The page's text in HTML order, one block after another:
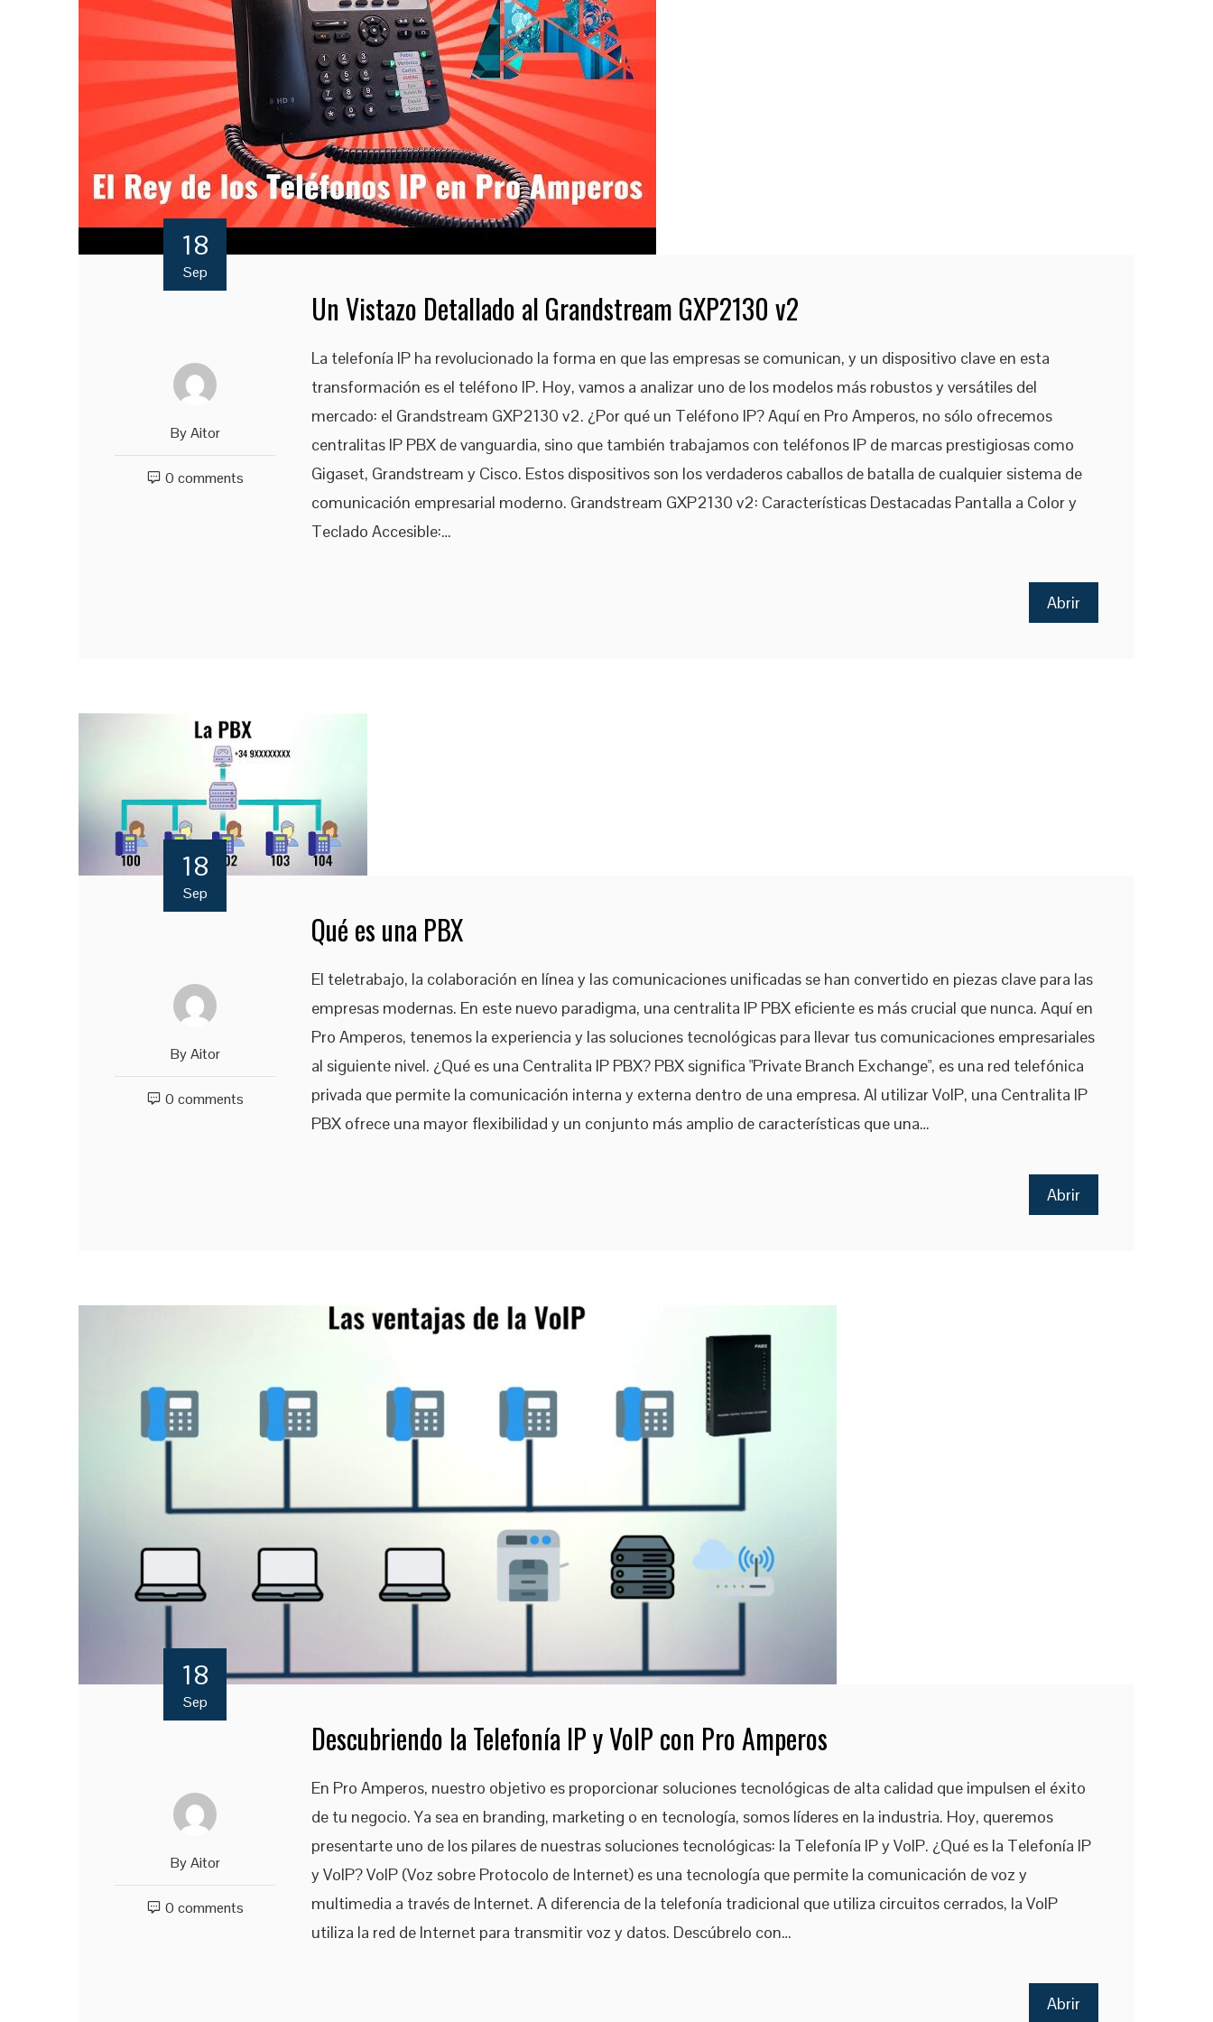
18
Sep
ByAitor
0 comments
Un Vistazo Detallado al Grandstream GXP2130 v2
La telefonía IP ha revolucionado la forma en que las empresas se comunican, y un dispositivo clave en esta
transformación es el teléfono IP. Hoy, vamos a analizar uno de los modelos más robustos y versátiles del
mercado: el Grandstream GXP2130 v2. ¿Por qué un Teléfono IP? Aquí en Pro Amperos, no sólo ofrecemos
centralitas IP PBX de vanguardia, sino que también trabajamos con teléfonos IP de marcas prestigiosas como
Gigaset, Grandstream y Cisco. Estos dispositivos son los verdaderos caballos de batalla de cualquier sistema de
comunicación empresarial moderno. Grandstream GXP2130 v2: Características Destacadas Pantalla a Color y
Teclado Accesible:…
Abrir
18
Sep
ByAitor
0 comments
Qué es una PBX
El teletrabajo, la colaboración en línea y las comunicaciones unificadas se han convertido en piezas clave para las
empresas modernas. En este nuevo paradigma, una centralita IP PBX eficiente es más crucial que nunca. Aquí en
Pro Amperos, tenemos la experiencia y las soluciones tecnológicas para llevar tus comunicaciones empresariales
al siguiente nivel. ¿Qué es una Centralita IP PBX? PBX significa "Private Branch Exchange", es una red telefónica
privada que permite la comunicación interna y externa dentro de una empresa. Al utilizar VoIP, una Centralita IP
PBX ofrece una mayor flexibilidad y un conjunto más amplio de características que una…
Abrir
18
Sep
ByAitor
0 comments
Descubriendo la Telefonía IP y VoIP con Pro Amperos
En Pro Amperos, nuestro objetivo es proporcionar soluciones tecnológicas de alta calidad que impulsen el éxito
de tu negocio. Ya sea en branding, marketing o en tecnología, somos líderes en la industria. Hoy, queremos
presentarte uno de los pilares de nuestras soluciones tecnológicas: la Telefonía IP y VoIP. ¿Qué es la Telefonía IP
y VoIP? VoIP (Voz sobre Protocolo de Internet) es una tecnología que permite la comunicación de voz y
multimedia a través de Internet. A diferencia de la telefonía tradicional que utiliza circuitos cerrados, la VoIP
utiliza la red de Internet para transmitir voz y datos. Descúbrelo con…
Abrir